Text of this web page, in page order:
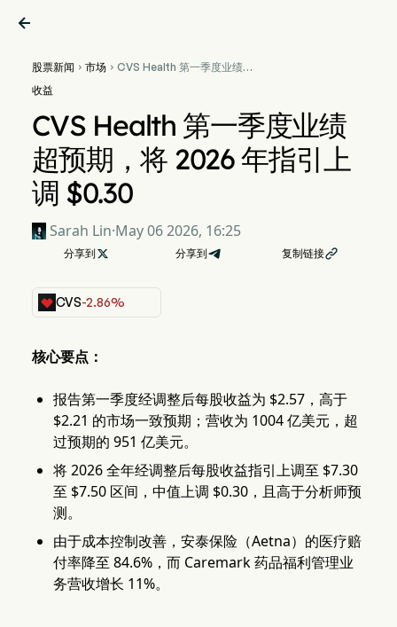

股票新闻  市场 CVS Health 第一季度业绩超
收益
CVS Health 第一季度业绩
超预期，将 2026 年指引上
调 $0.30
Sarah Lin·May 06 2026, 16:25
分享到  分享到 复制链接
CVS-2.86%
核心要点：
报告第一季度经调整后每股收益为 $2.57，高于
$2.21 的市场一致预期；营收为 1004 亿美元，超
过预期的 951 亿美元。
将 2026 全年经调整后每股收益指引上调至 $7.30
至 $7.50 区间，中值上调 $0.30，且高于分析师预
测。
由于成本控制改善，安泰保险（Aetna）的医疗赔
付率降至 84.6%，而 Caremark 药品福利管理业
务营收增长 11%。